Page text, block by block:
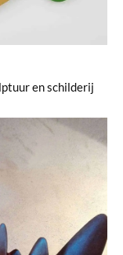
en schilderij